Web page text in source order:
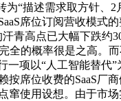
“描述需求取方针、
席位订阅营收模式
青高点已大幅下跌约
全的概率很是之高。
项以“人工智能替
席位收费的SaaS厂
窜使用设想。由于市